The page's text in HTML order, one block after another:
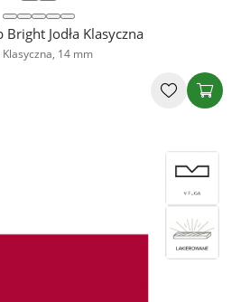
Jodła Klasyczna
Klasyczna, 14 mm